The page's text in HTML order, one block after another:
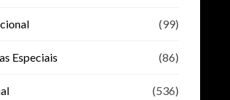
(99)
Especiais (86)
(536)